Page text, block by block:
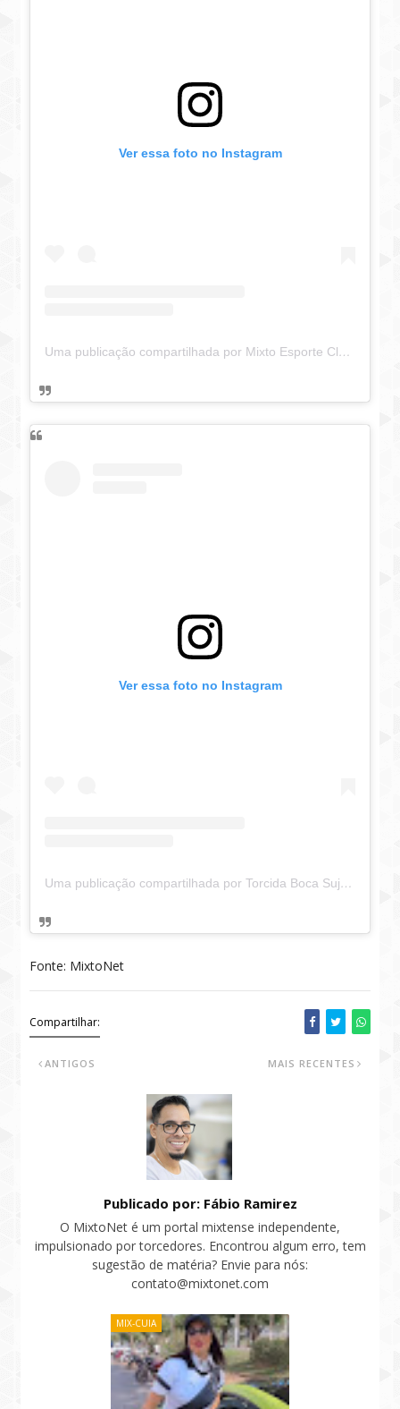
Ver essa foto no Instagram
Uma publicação compartilhada por Mixto Esporte Clube oficial (@novomixto)
Ver essa foto no Instagram
Uma publicação compartilhada por Torcida Boca Suja - TBS (@torcidabocasuja)
Fonte: MixtoNet
Compartilhar:
MAIS RECENTES
ANTIGOS
Publicado por: Fábio Ramirez
O MixtoNet é um portal mixtense independente,
impulsionado por torcedores. Encontrou algum erro, tem
sugestão de matéria? Envie para nós:
contato@mixtonet.com
MIX-CUIA